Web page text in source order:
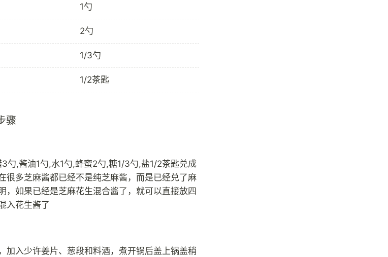
1勺
2勺
1/3勺
1/2茶匙
骤
勺,酱油1勺,水1勺,蜂蜜2勺,糖1/3勺,盐1/2茶匙兑成
很多芝麻酱都已经不是纯芝麻酱，而是已经兑了麻
，如果已经是芝麻花生混合酱了，就可以直接放四
入花生酱了
加入少许姜片、葱段和料酒，煮开锅后盖上锅盖稍